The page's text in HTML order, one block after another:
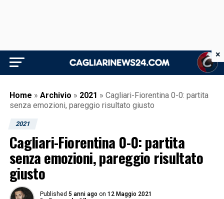
Home » Archivio » 2021 » Cagliari-Fiorentina 0-0: partita
senza emozioni, pareggio risultato giusto
2021
Cagliari-Fiorentina 0-0: partita
senza emozioni, pareggio risultato
giusto
Published 5 anni ago on 12 Maggio 2021
×